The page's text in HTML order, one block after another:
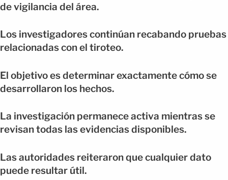
de vigilancia del área.
Los investigadores continúan recabando pruebas
relacionadas con el tiroteo.
El objetivo es determinar exactamente cómo se
desarrollaron los hechos.
La investigación permanece activa mientras se
revisan todas las evidencias disponibles.
Las autoridades reiteraron que cualquier dato
puede resultar útil.